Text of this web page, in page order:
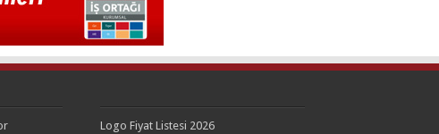
Logo Fiyat Listesi 2026